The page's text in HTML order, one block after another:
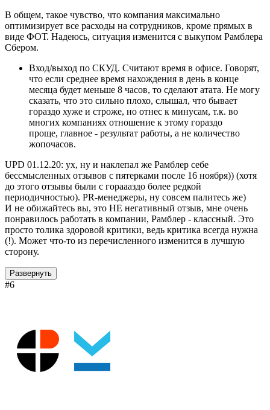
В общем, такое чувство, что компания максимально
оптимизирует все расходы на сотрудников, кроме прямых в
виде ФОТ. Надеюсь, ситуация изменится с выкупом Рамблера
Сбером.
Вход/выход по СКУД. Считают время в офисе. Говорят,
что если среднее время нахождения в день в конце
месяца будет меньше 8 часов, то сделают атата. Не могу
сказать, что это сильно плохо, слышал, что бывает
гораздо хуже и строже, но отнес к минусам, т.к. во
многих компаниях отношение к этому гораздо
проще, главное - результат работы, а не количество
жопочасов.
UPD 01.12.20: ух, ну и наклепал же Рамблер себе
бессмысленных отзывов с пятерками после 16 ноября)) (хотя
до этого отзывы были с гораааздо более редкой
периодичностью). PR-менеджеры, ну совсем палитесь же)
И не обижайтесь вы, это НЕ негативный отзыв, мне очень
понравилось работать в компании, Рамблер - классный. Это
просто толика здоровой критики, ведь критика всегда нужна
(!). Может что-то из перечисленного изменится в лучшую
сторону.
Развернуть
#6